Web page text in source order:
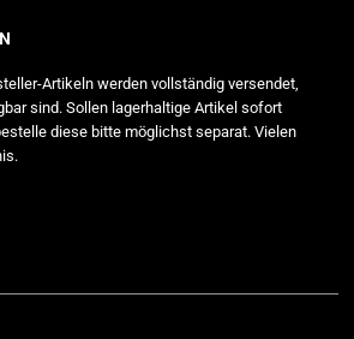
Artikeln werden vollständig versendet,
sind. Sollen lagerhaltige Artikel sofort
diese bitte möglichst separat. Vielen